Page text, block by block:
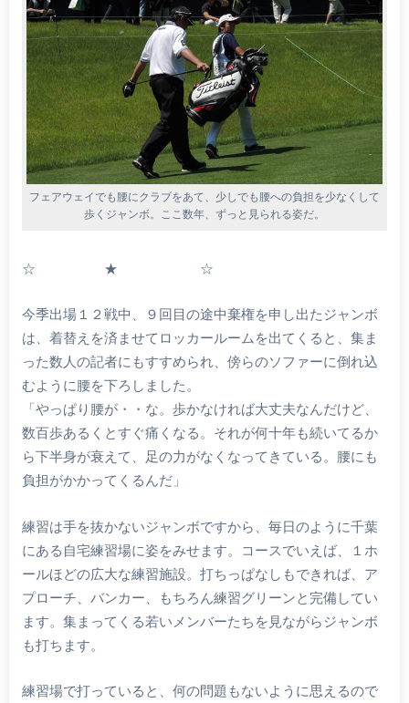
フェアウェイでも腰にクラブをあて、少しでも腰への負担を少なくして
歩くジャンボ。ここ数年、ずっと見られる姿だ。
☆ ★ ☆
今季出場１２戦中、９回目の途中棄権を申し出たジャンボ
は、着替えを済ませてロッカールームを出てくると、集ま
った数人の記者にもすすめられ、傍らのソファーに倒れ込
むように腰を下ろしました。
「やっぱり腰が・・な。歩かなければ大丈夫なんだけど、
数百歩あるくとすぐ痛くなる。それが何十年も続いてるか
ら下半身が衰えて、足の力がなくなってきている。腰にも
負担がかかってくるんだ」
練習は手を抜かないジャンボですから、毎日のように千葉
にある自宅練習場に姿をみせます。コースでいえば、１ホ
ールほどの広大な練習施設。打ちっぱなしもできれば、ア
プローチ、バンカー、もちろん練習グリーンと完備してい
ます。集まってくる若いメンバーたちを見ながらジャンボ
も打ちます。
練習場で打っていると、何の問題もないように思えるので